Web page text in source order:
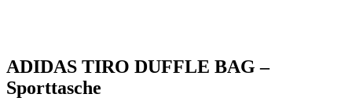
ADIDAS TIRO DUFFLE BAG –
Sporttasche